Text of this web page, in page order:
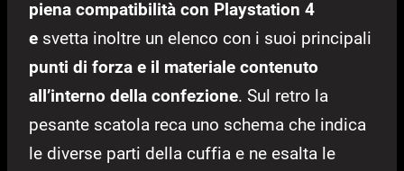
piena compatibilità con Playstation 4
e svetta inoltre un elenco con i suoi principali
punti di forza e il materiale contenuto
all’interno della confezione. Sul retro la
pesante scatola reca uno schema che indica
le diverse parti della cuffia e ne esalta le